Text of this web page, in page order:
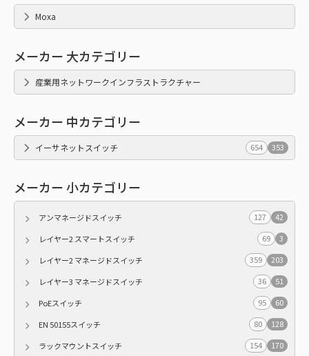
Moxa
メーカー 大カテゴリー
産業用ネットワークインフラストラクチャー
メーカー 中カテゴリー
イーサネットスイッチ 654 353
メーカー 小カテゴリー
アンマネージドスイッチ 127
42
レイヤー2 スマートスイッチ
69
3
レイヤー2 マネージドスイッチ
359
203
レイヤー3 マネージドスイッチ
36
51
PoEスイッチ
95
60
EN 50155スイッチ
80
128
ラックマウントスイッチ
154
170